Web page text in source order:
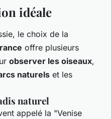
idéale
le choix de la
offre plusieurs
observer les oiseaux,
naturels et les
naturel
appelé la "Venise